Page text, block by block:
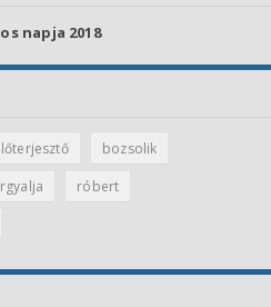
napja 2018
bozsolik
róbert